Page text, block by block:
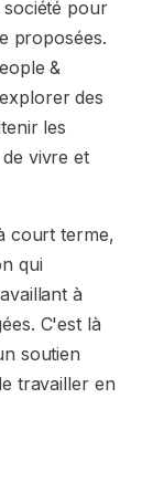
société pour
proposées.
&
des
les
vivre et
court terme,
qui
à
C'est là
soutien
travailler en